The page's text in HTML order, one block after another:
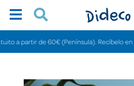
partir de 60€ (Península). Recíbelo en 24/